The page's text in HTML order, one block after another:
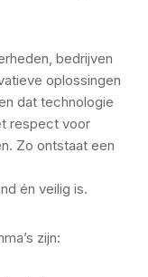
bedrijven
oplossingen
dat technologie
respect voor
Zo ontstaat een
én veilig is.
zijn: